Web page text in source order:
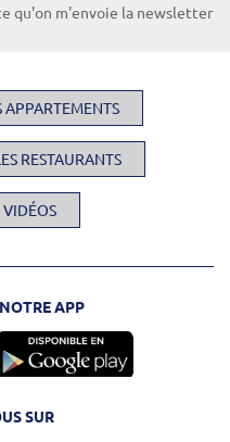
qu'on m'envoie la newsletter
APPARTEMENTS
RESTAURANTS
APP
SUR